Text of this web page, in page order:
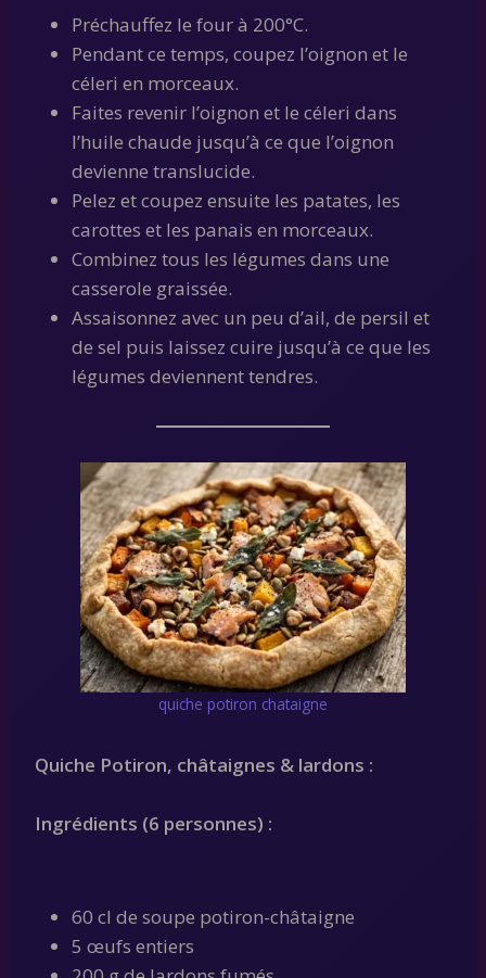
Préchauffez le four à 200°C.
Pendant ce temps, coupez l’oignon et le
céleri en morceaux.
Faites revenir l’oignon et le céleri dans
l’huile chaude jusqu’à ce que l’oignon
devienne translucide.
Pelez et coupez ensuite les patates, les
carottes et les panais en morceaux.
Combinez tous les légumes dans une
casserole graissée.
Assaisonnez avec un peu d’ail, de persil et
de sel puis laissez cuire jusqu’à ce que les
légumes deviennent tendres.
quiche potiron chataigne
Quiche Potiron, châtaignes & lardons :
Ingrédients (6 personnes) :
60 cl de soupe potiron-châtaigne
5 œufs entiers